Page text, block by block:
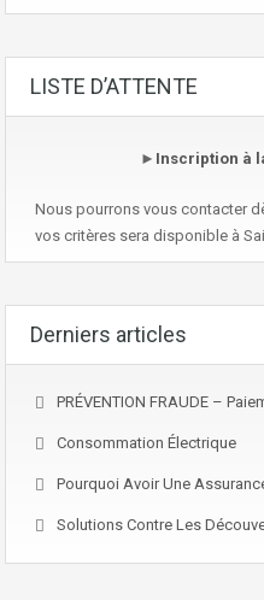
LISTE D’ATTENTE
► Inscription à la
Nous pourrons vous contacter
vos critères sera disponible à
Derniers articles
PRÉVENTION FRAUDE –
Consommation Électrique
Pourquoi Avoir Une
Solutions Contre Les